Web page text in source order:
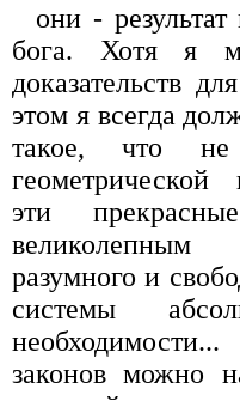
они -
бога. Хотя я
доказательств
этом я всегда
такое, что не
геометрической
эти
разумного и
системы
законов можно